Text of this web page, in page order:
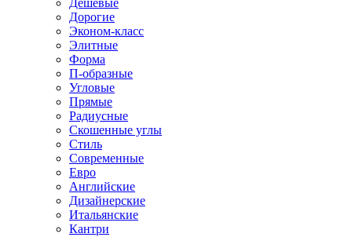
Дешевые
Дорогие
Эконом-класс
Элитные
Форма
П-образные
Угловые
Прямые
Радиусные
Скошенные углы
Стиль
Современные
Евро
Английские
Дизайнерские
Итальянские
Кантри